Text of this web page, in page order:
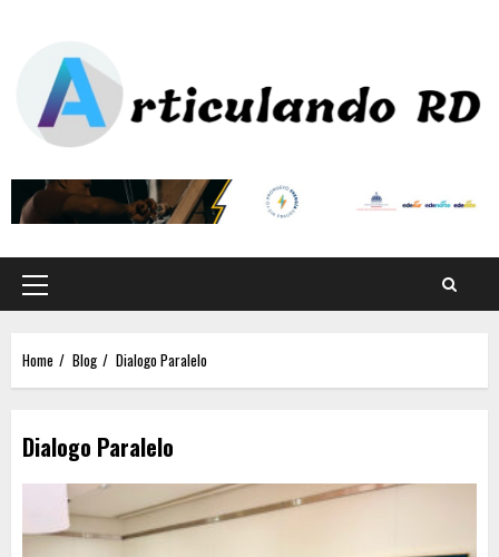
Home Blog Dialogo Paralelo
Dialogo Paralelo